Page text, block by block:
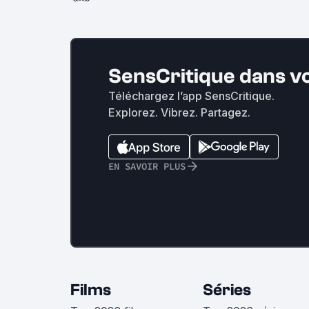
SensCritique dans
Téléchargez l’app SensCritique.
Explorez. Vibrez. Partagez.
EN SAVOIR PLUS
Films Séries